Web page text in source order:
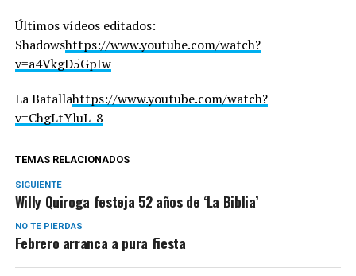
Últimos vídeos editados:
Shadowshttps://www.youtube.com/watch?
v=a4VkgD5GpIw
La Batallahttps://www.youtube.com/watch?
v=ChgLtYluL-8
TEMAS RELACIONADOS
SIGUIENTE
Willy Quiroga festeja 52 años de ‘La Biblia’
NO TE PIERDAS
Febrero arranca a pura fiesta